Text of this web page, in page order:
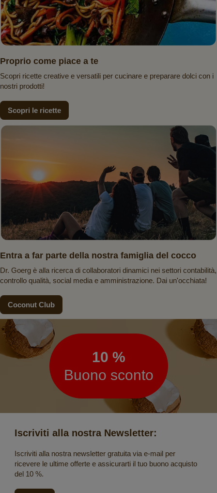
Proprio come piace a te
Scopri ricette creative e versatili per cucinare e preparare dolci con i
nostri prodotti!
Scopri le ricette
Entra a far parte della nostra famiglia del cocco
Dr. Goerg è alla ricerca di collaboratori dinamici nei settori contabilità,
controllo qualità, social media e amministrazione. Dai un'occhiata!
Coconut Club
Newsletter
10 %
Buono sconto
Iscriviti alla nostra Newsletter:
Iscriviti alla nostra newsletter gratuita via e-mail per
ricevere le ultime offerte e assicurarti il tuo buono acquisto
del 10 %.